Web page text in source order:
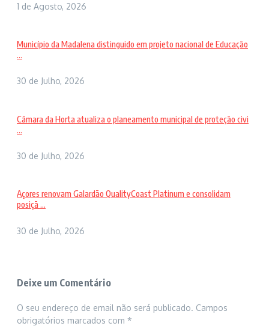
1 de Agosto, 2026
Município da Madalena distinguido em projeto nacional de Educação
...
30 de Julho, 2026
Câmara da Horta atualiza o planeamento municipal de proteção civi
...
30 de Julho, 2026
Açores renovam Galardão QualityCoast Platinum e consolidam
posiçã ...
30 de Julho, 2026
Deixe um Comentário
O seu endereço de email não será publicado. Campos
obrigatórios marcados com *